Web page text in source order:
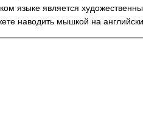
языке является
наводить мышкой на